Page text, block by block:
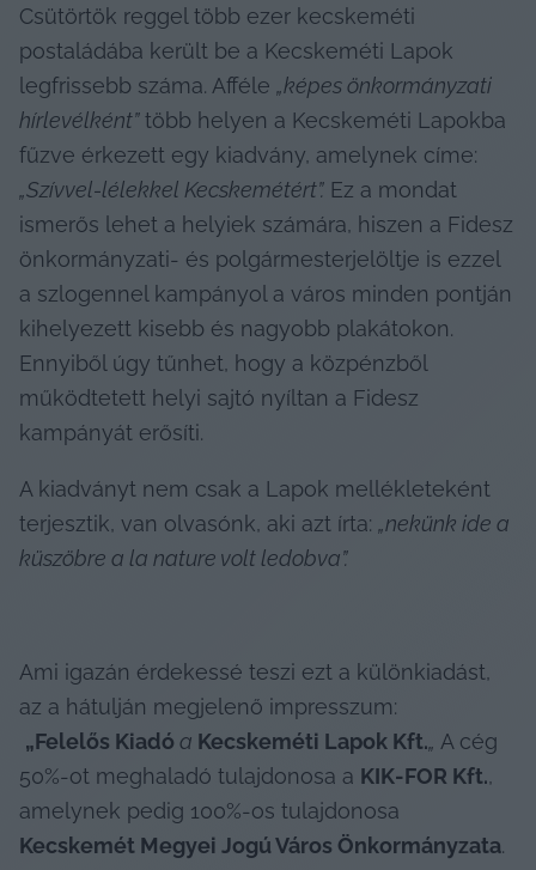
Csütörtök reggel több ezer kecskeméti
postaládába került be a Kecskeméti Lapok
legfrissebb száma. Afféle „képes önkormányzati
hírlevélként” több helyen a Kecskeméti Lapokba
„Szívvel-lélekkel Kecskemétért”. Ez a mondat
ismerős lehet a helyiek számára, hiszen a Fidesz
önkormányzati- és polgármesterjelöltje is ezzel
a szlogennel kampányol a város minden pontján
kihelyezett kisebb és nagyobb plakátokon.
Ennyiből úgy tűnhet, hogy a közpénzből
működtetett helyi sajtó nyíltan a Fidesz
kampányát erősíti.
A kiadványt nem csak a Lapok mellékleteként
terjesztik, van olvasónk, aki azt írta: „nekünk ide a
küszöbre a la nature volt ledobva”.
Ami igazán érdekessé teszi ezt a különkiadást,
az a hátulján megjelenő impresszum:
„Felelős Kiadó a Kecskeméti Lapok Kft.„ A cég
50%-ot meghaladó tulajdonosa a KIK-FOR Kft.,
Kecskemét Megyei Jogú Város Önkormányzata.